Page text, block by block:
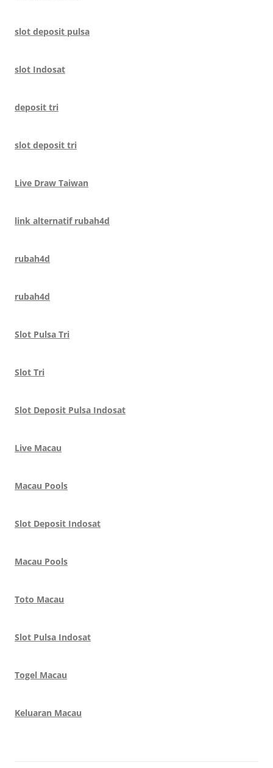
slot deposit pulsa
slot Indosat
deposit tri
slot deposit tri
Live Draw Taiwan
link alternatif rubah4d
rubah4d
rubah4d
Slot Pulsa Tri
Slot Tri
Slot Deposit Pulsa Indosat
Live Macau
Macau Pools
Slot Deposit Indosat
Macau Pools
Toto Macau
Slot Pulsa Indosat
Togel Macau
Keluaran Macau